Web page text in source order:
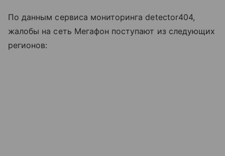
По данным сервиса мониторинга detector404,
жалобы на сеть Мегафон поступают из следующих
регионов: